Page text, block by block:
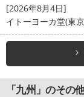
[2026年8月4日]
イトーヨーカ堂(東
「九州」のその